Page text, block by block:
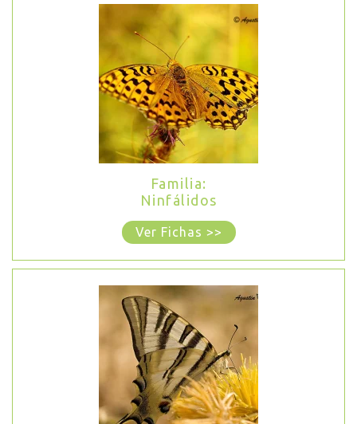
Familia:
Ninfálidos
Ver Fichas >>